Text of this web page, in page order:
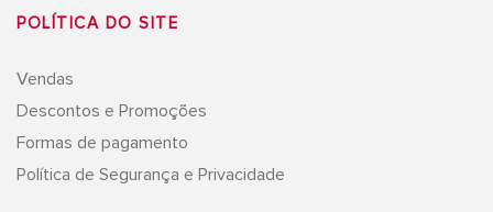
POLÍTICA DO SITE
Vendas
Descontos e Promoções
Formas de pagamento
Política de Segurança e Privacidade